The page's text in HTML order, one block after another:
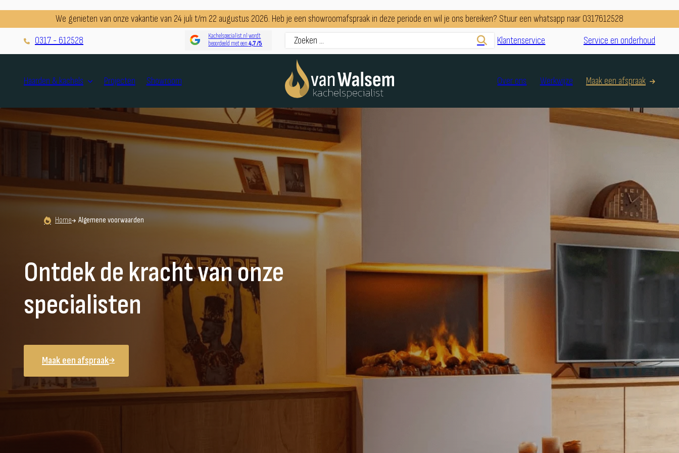
We genieten van onze vakantie van 24 juli t/m 22 augustus 2026. Heb je een showroomafspraak in deze periode en wil je ons bereiken? Stuur een whatsapp naar 0317612528
0317 - 612528
Kachelspecialist.nl wordt
beoordeeld met een4,7 /5 Klantenservice Service en onderhoud
Haarden & kachels Projecten Showroom Over ons Werkwijze Maak een afspraak
Home Algemene voorwaarden
Ontdek de kracht van onze
specialisten
Maak een afspraak